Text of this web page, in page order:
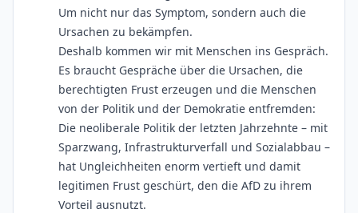
Um nicht nur das Symptom, sondern auch die
Ursachen zu bekämpfen.
Deshalb kommen wir mit Menschen ins Gespräch.
Es braucht Gespräche über die Ursachen, die
berechtigten Frust erzeugen und die Menschen
von der Politik und der Demokratie entfremden:
Die neoliberale Politik der letzten Jahrzehnte – mit
Sparzwang, Infrastrukturverfall und Sozialabbau –
hat Ungleichheiten enorm vertieft und damit
legitimen Frust geschürt, den die AfD zu ihrem
Vorteil ausnutzt.